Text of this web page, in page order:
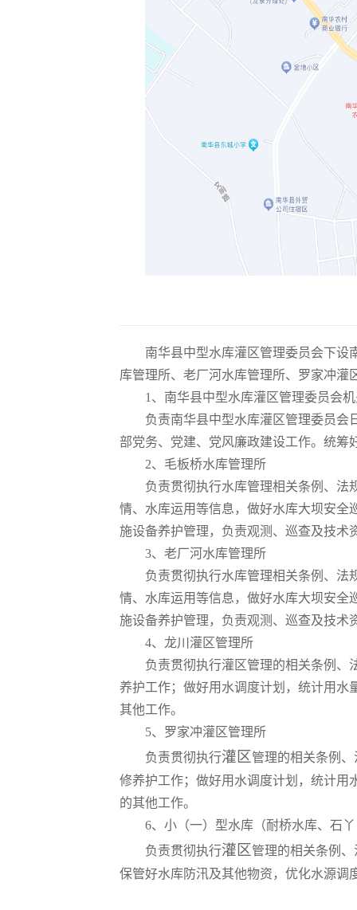
南华县中型水库灌区管理委员会下设
库管理所、老厂河水库管理所、罗家冲
1、 南华县中型水库灌区管理委员会
负责南华县中型水库灌区管理委员会
部党务、党建、党风廉政建设工作。统筹
2、 毛板桥水库管理所
负责贯彻执行水库管理相关条例、法
情、水库运用等信息，做好水库大坝安全
施设备养护管理，负责观测、巡查及技术
3、 老厂河水库管理所
负责贯彻执行水库管理相关条例、法
情、水库运用等信息，做好水库大坝安全
施设备养护管理，负责观测、巡查及技术
4、 龙川灌区管理所
负责贯彻执行灌区管理的相关条例、
养护工作；做好用水调度计划，统计用水
其他工作。
5、 罗家冲灌区管理所
负责贯彻执行灌区管理的相关条例
修养护工作；做好用水调度计划，统计用
的其他工作。
6、 小（一）型水库（耐桥水库、石
负责贯彻执行灌区管理的相关条例
保管好水库防汛及其他物资，优化水源调